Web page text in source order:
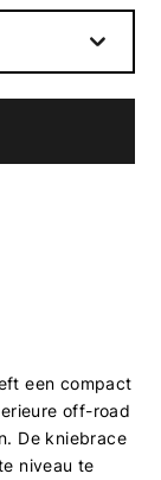
een compact
off-road
De kniebrace
niveau te